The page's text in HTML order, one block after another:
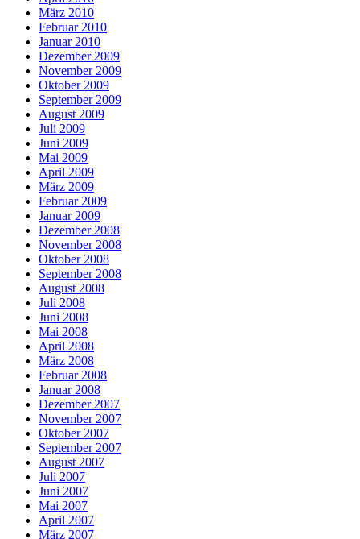
März 2010
Februar 2010
Januar 2010
Dezember 2009
November 2009
Oktober 2009
September 2009
August 2009
Juli 2009
Juni 2009
Mai 2009
April 2009
März 2009
Februar 2009
Januar 2009
Dezember 2008
November 2008
Oktober 2008
September 2008
August 2008
Juli 2008
Juni 2008
Mai 2008
April 2008
März 2008
Februar 2008
Januar 2008
Dezember 2007
November 2007
Oktober 2007
September 2007
August 2007
Juli 2007
Juni 2007
Mai 2007
April 2007
März 2007